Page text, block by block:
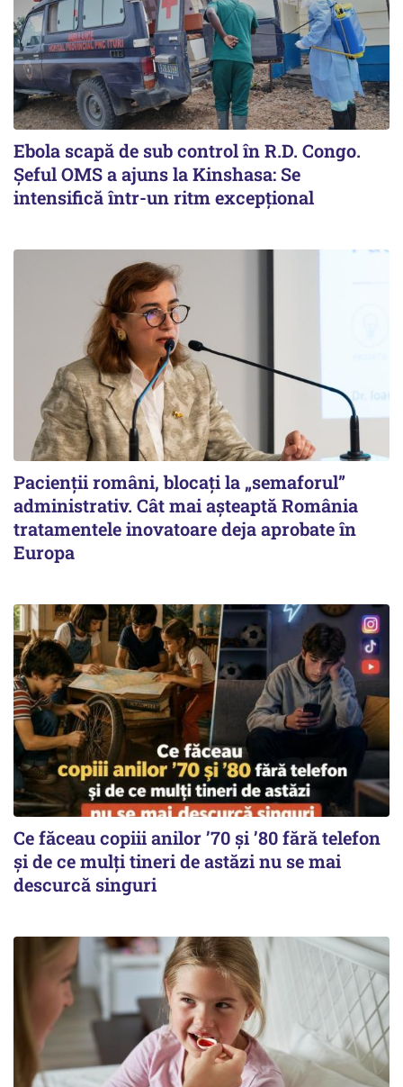
Ebola scapă de sub control în R.D. Congo.
Șeful OMS a ajuns la Kinshasa: Se
intensifică într-un ritm excepţional
Pacienții români, blocați la „semaforul”
administrativ. Cât mai așteaptă România
tratamentele inovatoare deja aprobate în
Europa
Ce făceau copiii anilor ’70 și ’80 fără telefon
și de ce mulți tineri de astăzi nu se mai
descurcă singuri